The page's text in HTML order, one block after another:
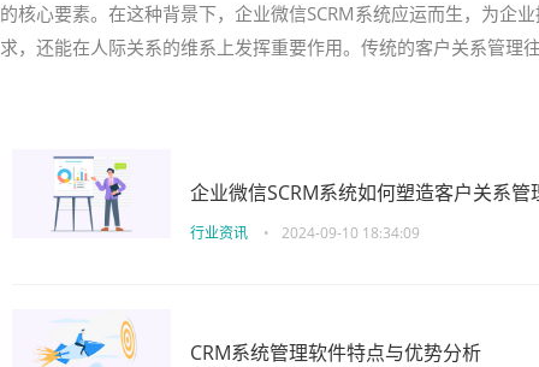
的核心要素。在这种背景下，企业微信SCRM系统应运而生，为企
求，还能在人际关系的维系上发挥重要作用。传统的客户关系管理
企业微信SCRM系统如何塑造客户关系管
行业资讯 • 2024-09-10 18:34:09
CRM系统管理软件特点与优势分析